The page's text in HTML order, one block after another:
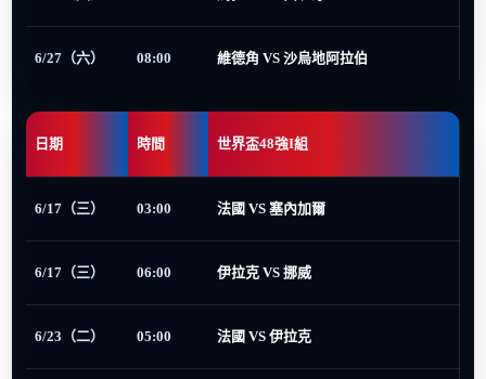
6/27（六） 08:00 維德角 VS 沙烏地阿拉伯
日期 時間 世界盃48強I組
6/17（三） 03:00 法國 VS 塞內加爾
6/17（三） 06:00 伊拉克 VS 挪威
6/23（二） 05:00 法國 VS 伊拉克